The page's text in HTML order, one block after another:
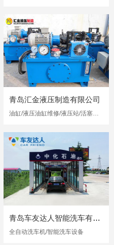
青岛汇金液压制造有限公司
油缸/液压油缸维修/液压站/活塞杆修复
青岛车友达人智能洗车有限公司
全自动洗车机/智能洗车设备